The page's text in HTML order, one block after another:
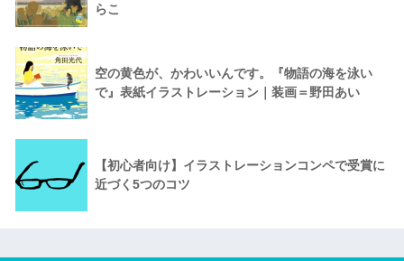
らこ
空の黄色が、かわいいんです。『物語の海を泳い
で』表紙イラストレーション｜装画＝野田あい
【初心者向け】イラストレーションコンペで受賞に
近づく5つのコツ